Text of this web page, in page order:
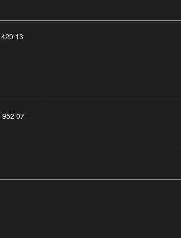
13
952 07